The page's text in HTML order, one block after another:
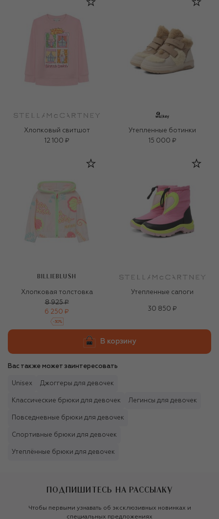
Хлопковый свитшот
12 100 ₽
Утепленные ботинки
15 000 ₽
BILLIEBLUSH
Хлопковая толстовка
8 925 ₽
6 250 ₽
-30%
Утепленные сапоги
30 850 ₽
В корзину
Вас также может заинтересовать
Unisex Джоггеры для девочек
Классические брюки для девочек Легинсы для девочек
Повседневные брюки для девочек
Спортивные брюки для девочек
Утеплённые брюки для девочек
ПОДПИШИТЕСЬ НА РАССЫЛКУ
Чтобы первыми узнавать об эксклюзивных новинках и
специальных предложениях